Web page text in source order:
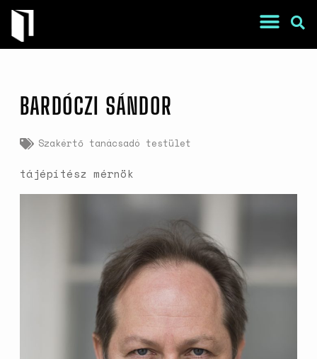
Gewalt als Kriegswaffe
Book of Sorrows: Kosovo War
Rape Survivors Tell Their
Stories
A háborús nemi erőszak és a
nőgyógyász lobbi hatása a
magyarországi
születésszabályozási
rendszerre
BARDÓCZI SÁNDOR
Szakértő tanácsadó testület
tájépítész mérnök